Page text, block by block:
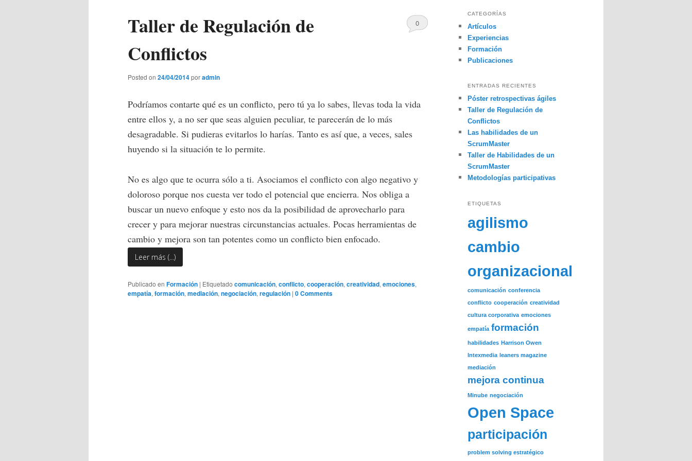
principal
secundario
Taller de Regulación de
Conflictos
Posted on 24/04/2014poradmin
0
Podríamos contarte qué es un conflicto, pero tú ya lo sabes, llevas toda la vida
entre ellos y, a no ser que seas alguien peculiar, te parecerán de lo más
desagradable. Si pudieras evitarlos lo harías. Tanto es así que, a veces, sales
huyendo si la situación te lo permite.
No es algo que te ocurra sólo a ti. Asociamos el conflicto con algo negativo y
doloroso porque nos cuesta ver todo el potencial que encierra. Nos obliga a
buscar un nuevo enfoque y esto nos da la posibilidad de aprovecharlo para
crecer y para mejorar nuestras circunstancias actuales. Pocas herramientas de
cambio y mejora son tan potentes como un conflicto bien enfocado.
Leer más (...)
Publicado en Formación | Etiquetado comunicación, conflicto, cooperación, creatividad, emociones,
empatía, formación, mediación, negociación, regulación | 0 Comments
c
r
CATEGORÍAS
Artículos
Experiencias
Formación
Publicaciones
ENTRADAS RECIENTES
Póster retrospectivas ágiles
Taller de Regulación de
Conflictos
Las habilidades de un
ScrumMaster
Taller de Habilidades de un
ScrumMaster
Metodologías participativas
ETIQUETAS
agilismo
cambio
organizacional
comunicación conferencia
conflicto cooperación creatividad
cultura corporativa emociones
empatía formación
habilidades Harrison Owen
Intexmedia leaners magazine
mediación
mejora continua
Minube negociación
Open Space
participación
problem solving estratégico